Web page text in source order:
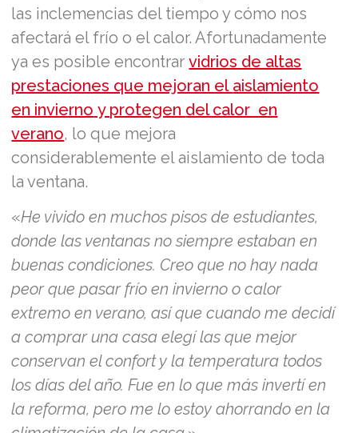
las inclemencias del tiempo y cómo nos
afectará el frío o el calor. Afortunadamente
ya es posible encontrarvidrios de altas
prestaciones que mejoran el aislamiento
en invierno y protegen del calor en
verano, lo que mejora
considerablemente el aislamiento de toda
la ventana.
«He vivido en muchos pisos de estudiantes,
donde las ventanas no siempre estaban en
buenas condiciones. Creo que no hay nada
peor que pasar frío en invierno o calor
extremo en verano, así que cuando me decidí
a comprar una casa elegí las que mejor
conservan el confort y la temperatura todos
los días del año. Fue en lo que más invertí en
la reforma, pero me lo estoy ahorrando en la